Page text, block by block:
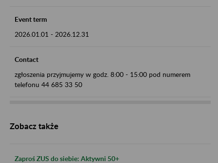
Event term
2026.01.01 - 2026.12.31
Contact
zgłoszenia przyjmujemy w godz. 8:00 - 15:00 pod numerem
telefonu 44 685 33 50
Zobacz także
Zaproś ZUS do siebie: Aktywni 50+